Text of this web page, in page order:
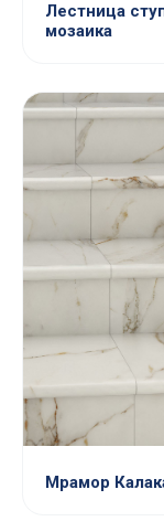
Лестница
мозаика
Мрамор